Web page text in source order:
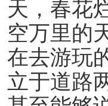
天，春花
空万里的
在去游玩
立于道路